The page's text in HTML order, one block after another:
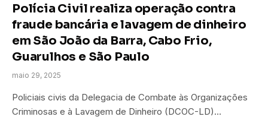
Polícia Civil realiza operação contra
fraude bancária e lavagem de dinheiro
em São João da Barra, Cabo Frio,
Guarulhos e São Paulo
maio 29, 2025
Policiais civis da Delegacia de Combate às Organizações
Criminosas e à Lavagem de Dinheiro (DCOC-LD)…